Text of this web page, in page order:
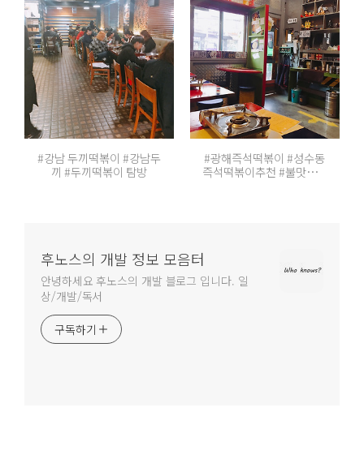
#강남 두끼떡볶이 #강남두
끼 #두끼떡볶이 탐방
#광해즉석떡볶이 #성수동
즉석떡볶이추천 #불맛즉석
후노스의 개발 정보 모음터
안녕하세요 후노스의 개발 블로그 입니다. 일
상/개발/독서
구독하기